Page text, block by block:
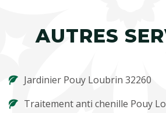
AUTRES
Jardinier Pouy Loubrin 32260
Traitement anti chenille Pouy